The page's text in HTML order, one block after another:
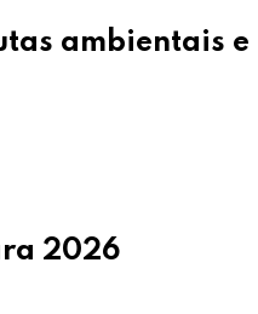
ambientais e
2026